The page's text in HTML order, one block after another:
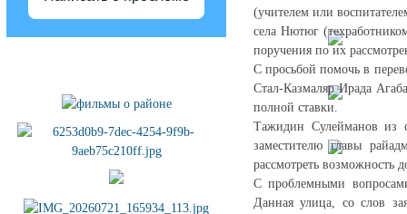
(учителем или
села Нютюг
поручения по их
С просьбой помочь в
Стал-Казмаляр Ирада
полной ставки.
Тажидин Сулейманов из
заместителю главы
рассмотреть возможность
С проблемными
Данная улица, со слов